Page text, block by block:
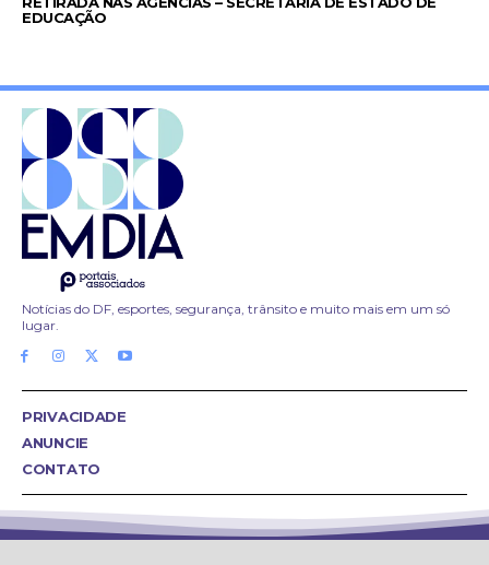
EDUCAÇÃO
Notícias do DF, esportes, segurança, trânsito e muito mais em um só
lugar.
PRIVACIDADE
ANUNCIE
CONTATO